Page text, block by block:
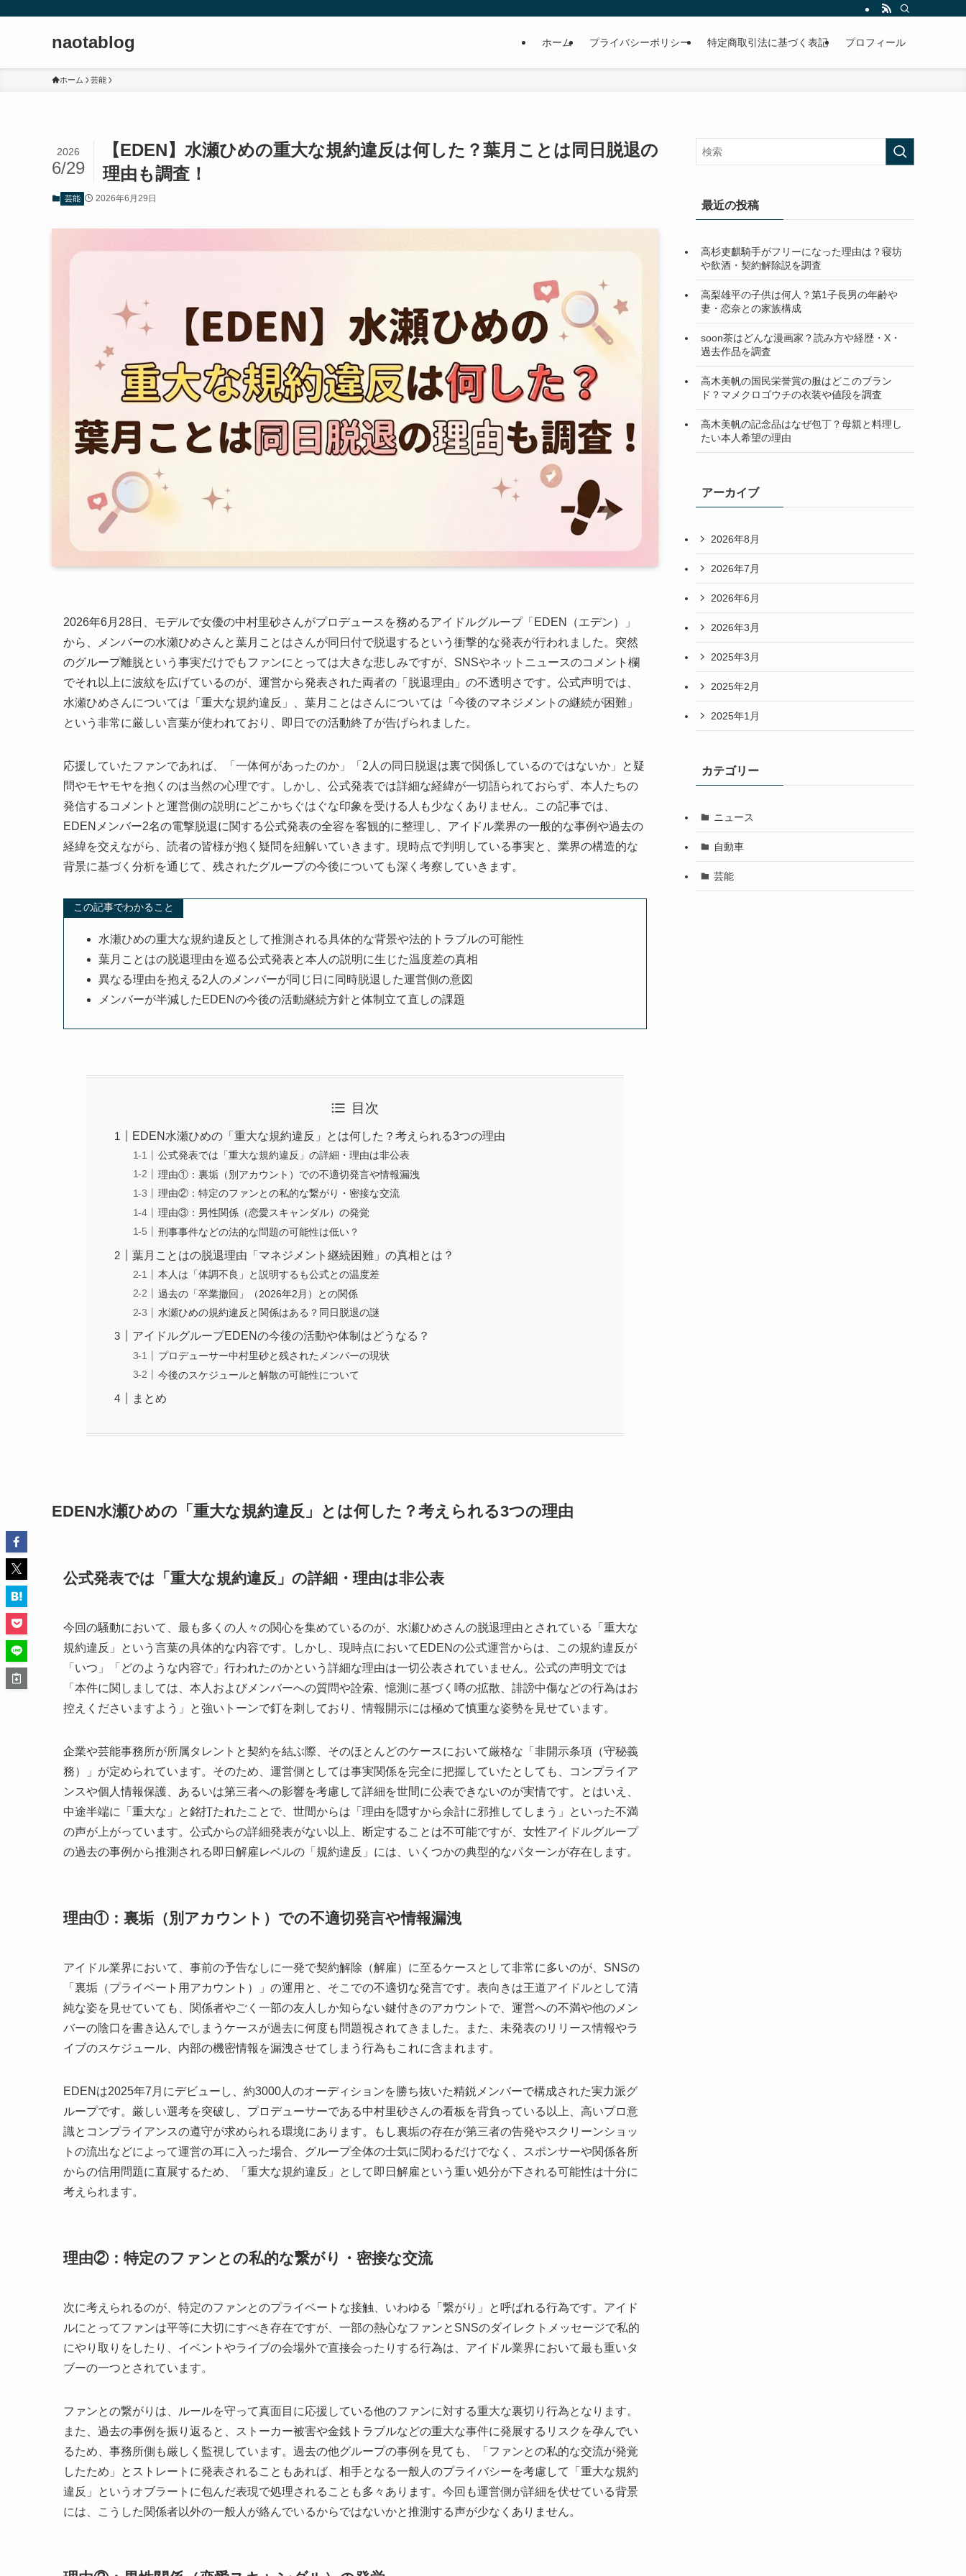
naotablog ホーム プライバシーポリシー 特定商取引法に基づく表記 プロフィール
ホーム 芸能
【EDEN】水瀬ひめの重大な規約違反は何した？葉月ことは同日脱退の
理由も調査！
2026
6/29
芸能 2026年6月29日
2026年6月28日、モデルで女優の中村里砂さんがプロデュースを務めるアイドルグループ「EDEN（エデン）」
から、メンバーの水瀬ひめさんと葉月ことはさんが同日付で脱退するという衝撃的な発表が行われました。突然
のグループ離脱という事実だけでもファンにとっては大きな悲しみですが、SNSやネットニュースのコメント欄
でそれ以上に波紋を広げているのが、運営から発表された両者の「脱退理由」の不透明さです。公式声明では、
水瀬ひめさんについては「重大な規約違反」、葉月ことはさんについては「今後のマネジメントの継続が困難」
という非常に厳しい言葉が使われており、即日での活動終了が告げられました。
応援していたファンであれば、「一体何があったのか」「2人の同日脱退は裏で関係しているのではないか」と疑
問やモヤモヤを抱くのは当然の心理です。しかし、公式発表では詳細な経緯が一切語られておらず、本人たちの
発信するコメントと運営側の説明にどこかちぐはぐな印象を受ける人も少なくありません。この記事では、
EDENメンバー2名の電撃脱退に関する公式発表の全容を客観的に整理し、アイドル業界の一般的な事例や過去の
経緯を交えながら、読者の皆様が抱く疑問を紐解いていきます。現時点で判明している事実と、業界の構造的な
背景に基づく分析を通じて、残されたグループの今後についても深く考察していきます。
この記事でわかること
水瀬ひめの重大な規約違反として推測される具体的な背景や法的トラブルの可能性
葉月ことはの脱退理由を巡る公式発表と本人の説明に生じた温度差の真相
異なる理由を抱える2人のメンバーが同じ日に同時脱退した運営側の意図
メンバーが半減したEDENの今後の活動継続方針と体制立て直しの課題
目次
EDEN水瀬ひめの「重大な規約違反」とは何した？考えられる3つの理由
公式発表では「重大な規約違反」の詳細・理由は非公表
理由①：裏垢（別アカウント）での不適切発言や情報漏洩
理由②：特定のファンとの私的な繋がり・密接な交流
理由③：男性関係（恋愛スキャンダル）の発覚
刑事事件などの法的な問題の可能性は低い？
葉月ことはの脱退理由「マネジメント継続困難」の真相とは？
本人は「体調不良」と説明するも公式との温度差
過去の「卒業撤回」（2026年2月）との関係
水瀬ひめの規約違反と関係はある？同日脱退の謎
アイドルグループEDENの今後の活動や体制はどうなる？
プロデューサー中村里砂と残されたメンバーの現状
今後のスケジュールと解散の可能性について
まとめ
EDEN水瀬ひめの「重大な規約違反」とは何した？考えられる3つの理由
公式発表では「重大な規約違反」の詳細・理由は非公表
今回の騒動において、最も多くの人々の関心を集めているのが、水瀬ひめさんの脱退理由とされている「重大な
規約違反」という言葉の具体的な内容です。しかし、現時点においてEDENの公式運営からは、この規約違反が
「いつ」「どのような内容で」行われたのかという詳細な理由は一切公表されていません。公式の声明文では
「本件に関しましては、本人およびメンバーへの質問や詮索、憶測に基づく噂の拡散、誹謗中傷などの行為はお
控えくださいますよう」と強いトーンで釘を刺しており、情報開示には極めて慎重な姿勢を見せています。
企業や芸能事務所が所属タレントと契約を結ぶ際、そのほとんどのケースにおいて厳格な「非開示条項（守秘義
務）」が定められています。そのため、運営側としては事実関係を完全に把握していたとしても、コンプライア
ンスや個人情報保護、あるいは第三者への影響を考慮して詳細を世間に公表できないのが実情です。とはいえ、
中途半端に「重大な」と銘打たれたことで、世間からは「理由を隠すから余計に邪推してしまう」といった不満
の声が上がっています。公式からの詳細発表がない以上、断定することは不可能ですが、女性アイドルグループ
の過去の事例から推測される即日解雇レベルの「規約違反」には、いくつかの典型的なパターンが存在します。
理由①：裏垢（別アカウント）での不適切発言や情報漏洩
アイドル業界において、事前の予告なしに一発で契約解除（解雇）に至るケースとして非常に多いのが、SNSの
「裏垢（プライベート用アカウント）」の運用と、そこでの不適切な発言です。表向きは王道アイドルとして清
純な姿を見せていても、関係者やごく一部の友人しか知らない鍵付きのアカウントで、運営への不満や他のメン
バーの陰口を書き込んでしまうケースが過去に何度も問題視されてきました。また、未発表のリリース情報やラ
イブのスケジュール、内部の機密情報を漏洩させてしまう行為もこれに含まれます。
EDENは2025年7月にデビューし、約3000人のオーディションを勝ち抜いた精鋭メンバーで構成された実力派グ
ループです。厳しい選考を突破し、プロデューサーである中村里砂さんの看板を背負っている以上、高いプロ意
識とコンプライアンスの遵守が求められる環境にあります。もし裏垢の存在が第三者の告発やスクリーンショッ
トの流出などによって運営の耳に入った場合、グループ全体の士気に関わるだけでなく、スポンサーや関係各所
からの信用問題に直展するため、「重大な規約違反」として即日解雇という重い処分が下される可能性は十分に
考えられます。
理由②：特定のファンとの私的な繋がり・密接な交流
次に考えられるのが、特定のファンとのプライベートな接触、いわゆる「繋がり」と呼ばれる行為です。アイド
ルにとってファンは平等に大切にすべき存在ですが、一部の熱心なファンとSNSのダイレクトメッセージで私的
にやり取りをしたり、イベントやライブの会場外で直接会ったりする行為は、アイドル業界において最も重いタ
ブーの一つとされています。
ファンとの繋がりは、ルールを守って真面目に応援している他のファンに対する重大な裏切り行為となります。
また、過去の事例を振り返ると、ストーカー被害や金銭トラブルなどの重大な事件に発展するリスクを孕んでい
るため、事務所側も厳しく監視しています。過去の他グループの事例を見ても、「ファンとの私的な交流が発覚
したため」とストレートに発表されることもあれば、相手となる一般人のプライバシーを考慮して「重大な規約
違反」というオブラートに包んだ表現で処理されることも多々あります。今回も運営側が詳細を伏せている背景
には、こうした関係者以外の一般人が絡んでいるからではないかと推測する声が少なくありません。
最近の投稿
高杉吏麒騎手がフリーになった理由は？寝坊
や飲酒・契約解除説を調査
高梨雄平の子供は何人？第1子長男の年齢や
妻・恋奈との家族構成
soon茶はどんな漫画家？読み方や経歴・X・
過去作品を調査
高木美帆の国民栄誉賞の服はどこのブラン
ド？マメクロゴウチの衣装や値段を調査
高木美帆の記念品はなぜ包丁？母親と料理し
たい本人希望の理由
アーカイブ
2026年8月
2026年7月
2026年6月
2026年3月
2025年3月
2025年2月
2025年1月
カテゴリー
ニュース
自動車
芸能